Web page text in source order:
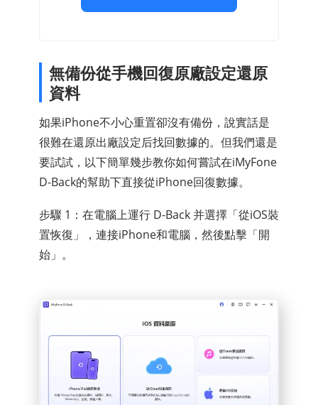
無備份從手機回復原廠設定還原
資料
如果iPhone不小心重置卻沒有備份，說實話是
很難在還原出廠設定后找回數據的。但我們還是
要試試，以下簡單幾步教你如何嘗試在iMyFone
D-Back的幫助下直接從iPhone回復數據。
步驟 1：在電腦上運行 D-Back 并選擇「從iOS裝
置恢復」，連接iPhone和電腦，然後點擊「開
始」。